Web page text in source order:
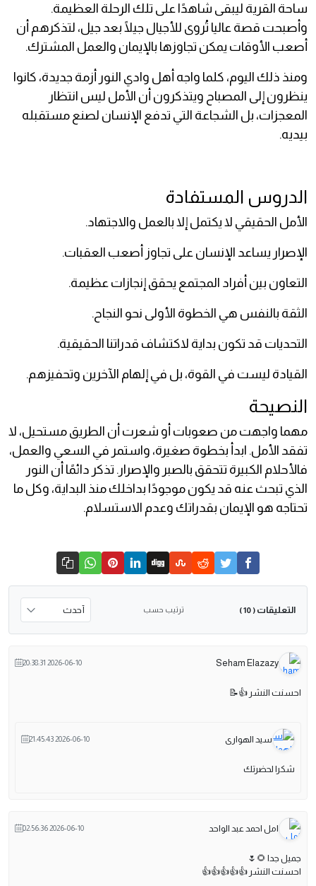
ساحة القرية ليبقى شاهدًا على تلك الرحلة العظيمة.
وأصبحت قصة عاليا تُروى للأجيال جيلًا بعد جيل، لتذكرهم أن
أصعب الأوقات يمكن تجاوزها بالإيمان والعمل المشترك.
ومنذ ذلك اليوم، كلما واجه أهل وادي النور أزمة جديدة، كانوا
ينظرون إلى المصباح ويتذكرون أن الأمل ليس انتظار
المعجزات، بل الشجاعة التي تدفع الإنسان لصنع مستقبله
بيديه.
الدروس المستفادة
الأمل الحقيقي لا يكتمل إلا بالعمل والاجتهاد.
الإصرار يساعد الإنسان على تجاوز أصعب العقبات.
التعاون بين أفراد المجتمع يحقق إنجازات عظيمة.
الثقة بالنفس هي الخطوة الأولى نحو النجاح.
التحديات قد تكون بداية لاكتشاف قدراتنا الحقيقية.
القيادة ليست في القوة، بل في إلهام الآخرين وتحفيزهم.
النصيحة
مهما واجهت من صعوبات أو شعرت أن الطريق مستحيل، لا
تفقد الأمل. ابدأ بخطوة صغيرة، واستمر في السعي والعمل،
فالأحلام الكبيرة تتحقق بالصبر والإصرار. تذكر دائمًا أن النور
الذي تبحث عنه قد يكون موجودًا بداخلك منذ البداية، وكل ما
تحتاجه هو الإيمان بقدراتك وعدم الاستسلام.
التعليقات ( 10 ) ترتيب حسب
Seham Elazazy
2026-06-10 20:38:31
احسنت النشر 👍📝
سيد الهوارى 2026-06-10 21:45:43
شكرا لحضرتك
امل احمد عبد الواحد 2026-06-10 02:56:36
جميل جدا 🌻🌷
احسنت النشر 👍👍👍👍👍